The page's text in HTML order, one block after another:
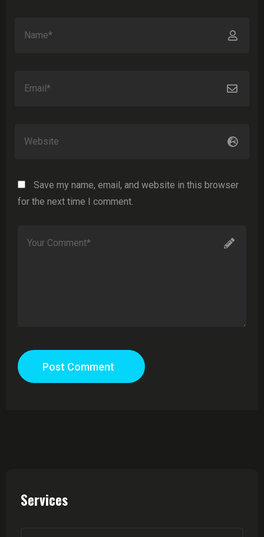
Save my name, email, and website in this browser
for the next time I comment.
Post Comment
Services